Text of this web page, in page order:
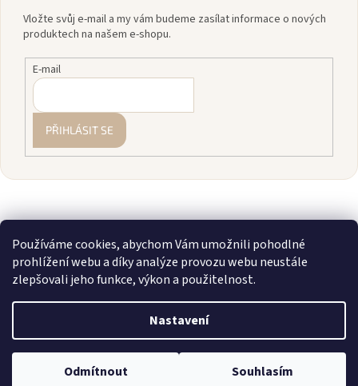
Používáme cookies, abychom Vám umožnili pohodlné
prohlížení webu a díky analýze provozu webu neustále
zlepšovali jeho funkce, výkon a použitelnost.
Nastavení
Odmítnout Souhlasím
💎 Staňte se členkou našeho VIP klubu! Registrujte se, sčítáme vám
Vložte svůj e-mail a my vám budeme zasílat informace o nových
produktech na našem e-shopu.
E-mail
PŘIHLÁSIT SE
Vytvořil Shoptet
Copyright 2026zavodnice.cz. Všechna práva vyhrazena.Upravit